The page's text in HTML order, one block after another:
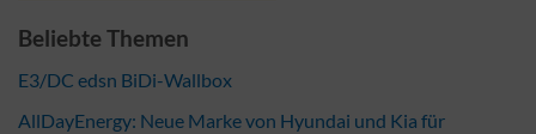
Beliebte Themen
E3/DC edsn BiDi-Wallbox
AllDayEnergy: Neue Marke von Hyundai und Kia für